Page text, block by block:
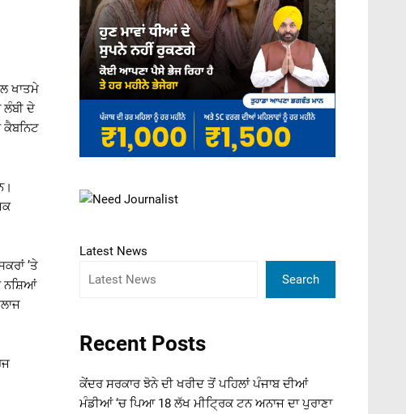
ਖਾਤਮੇ
ਲੰਬੀ ਦੇ
ਕੈਬਨਿਟ
’ਤੇ
ਨਸ਼ਿਆਂ
Latest News
Search
Recent Posts
ਕੇਂਦਰ ਸਰਕਾਰ ਝੋਨੇ ਦੀ ਖਰੀਦ ਤੋਂ ਪਹਿਲਾਂ ਪੰਜਾਬ ਦੀਆਂ
ਮੰਡੀਆਂ ‘ਚ ਪਿਆ 18 ਲੱਖ ਮੀਟ੍ਰਿਕ ਟਨ ਅਨਾਜ ਦਾ ਪੁਰਾਣਾ